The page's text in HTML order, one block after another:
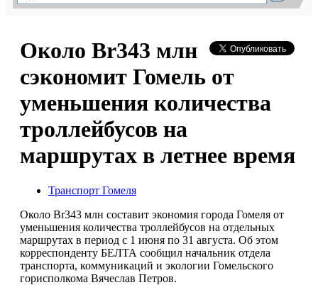
Около Br343 млн
сэкономит Гомель от
уменьшения количества
троллейбусов на
маршрутах в летнее время
Транспорт Гомеля
Около Br343 млн составит экономия города Гомеля от
уменьшения количества троллейбусов на отдельных
маршрутах в период с 1 июня по 31 августа. Об этом
корреспонденту БЕЛТА сообщил начальник отдела
транспорта, коммуникаций и экологии Гомельского
горисполкома Вячеслав Петров.